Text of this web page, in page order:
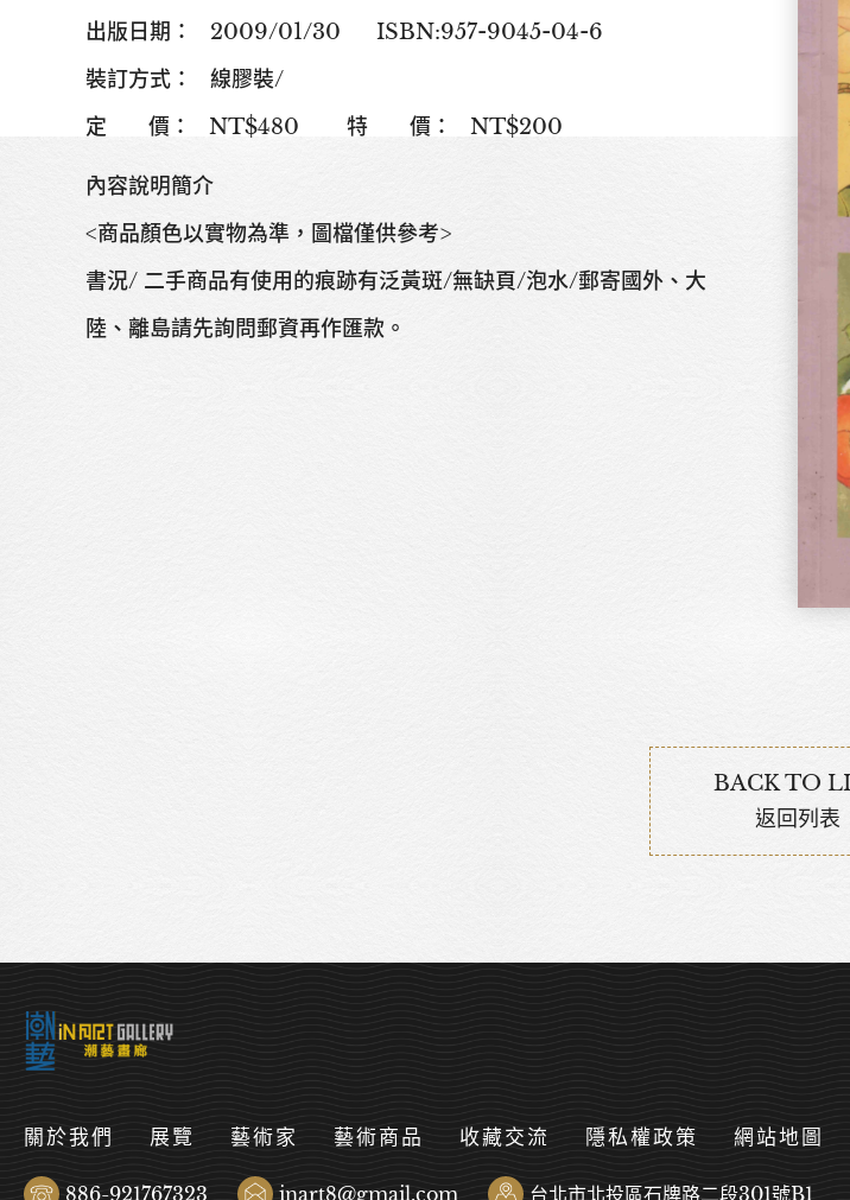
出版日期： 2009/01/30 ISBN:957-9045-04-6
裝訂方式： 線膠裝/
定 價： NT$480 特 價： NT$200
內容說明簡介
<商品顏色以實物為準，圖檔僅供參考>
書況/ 二手商品有使用的痕跡有泛黃斑/無缺頁/泡水/郵寄國外、大
陸、離島請先詢問郵資再作匯款。
BACK TO
返回列表
關於我們 展覽 藝術家 藝術商品 收藏交流 隱私權政策 網站地圖
886-921767323 inart8@gmail.com 台北市北投區石牌路二段301號B1